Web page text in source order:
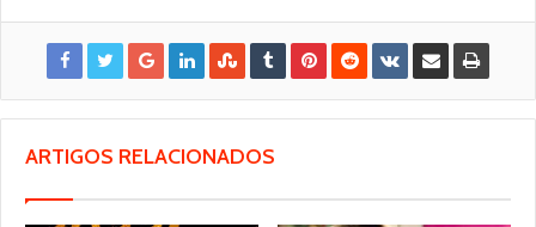
ARTIGOS RELACIONADOS